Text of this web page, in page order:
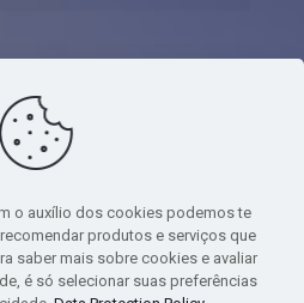
de Seguros Ltda - CNPJ:
SUSEP: 100637106 AV DOS
- VILA YARA - OSASCO - UF SP -
- (11) 8251-9266
o auxílio dos cookies podemos te
produtos e serviços que
saber mais sobre cookies e avaliar
é só selecionar suas preferências